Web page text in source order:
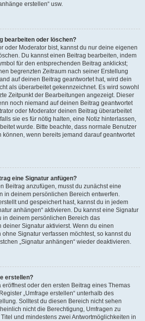
erstellen“ usw.
bearbeiten oder löschen?
oder Moderator bist, kannst du nur deine eigenen
Du kannst einen Beitrag bearbeiten, indem
für den entsprechenden Beitrag anklickst;
begrenzten Zeitraum nach seiner Erstellung
auf deinen Beitrag geantwortet hat, wird dein
als überarbeitet gekennzeichnet. Es wird sowohl
Zeitpunkt der Bearbeitungen angezeigt. Dieser
noch niemand auf deinen Beitrag geantwortet
oder Moderator deinen Beitrag überarbeitet
sie es für nötig halten, eine Notiz hinterlassen,
wurde. Bitte beachte, dass normale Benutzer
können, wenn bereits jemand darauf geantwortet
eine Signatur anfügen?
Beitrag anzufügen, musst du zunächst eine
in deinem persönlichen Bereich entwerfen.
und gespeichert hast, kannst du in jedem
anhängen“ aktivieren. Du kannst eine Signatur
in deinem persönlichen Bereich das
Signatur aktivierst. Wenn du einen
Signatur verfassen möchtest, so kannst du
„Signatur anhängen“ wieder deaktivieren.
erstellen?
oder den ersten Beitrag eines Themas
„Umfrage erstellen“ unterhalb des
Solltest du diesen Bereich nicht sehen
nicht die Berechtigung, Umfragen zu
und mindestens zwei Antwortmöglichkeiten in